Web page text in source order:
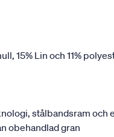
15% Lin och 11%
stålbandsram
obehandlad gran